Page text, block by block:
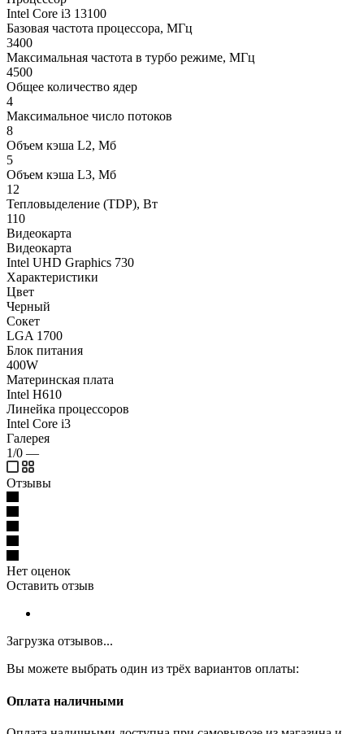
Intel Core i3 13100
Базовая частота процессора, МГц
3400
Максимальная частота в турбо режиме, МГц
4500
Общее количество ядер
4
Максимальное число потоков
8
Объем кэша L2, Мб
5
Объем кэша L3, Мб
12
Тепловыделение (TDP), Вт
110
Видеокарта
Видеокарта
Intel UHD Graphics 730
Характеристики
Цвет
Черный
Сокет
LGA 1700
Блок питания
400W
Материнская плата
Intel H610
Линейка процессоров
Intel Core i3
Галерея
1/0 —
Отзывы
Нет оценок
Оставить отзыв
Загрузка отзывов...
Вы можете выбрать один из трёх вариантов оплаты:
Оплата наличными